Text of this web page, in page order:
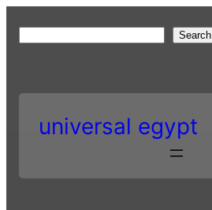
r
Search
universal egypt